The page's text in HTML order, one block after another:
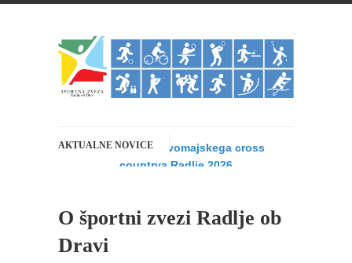
AKTUALNE NOVICE
Rezultati 14. Prvomajskega cross
countrya Radlje 2026
14.Prvomajski cross country Radlje 2026
1. MAJ 2026 - Športna zveza Radlje bo v...
O športni zvezi Radlje ob
Dravi